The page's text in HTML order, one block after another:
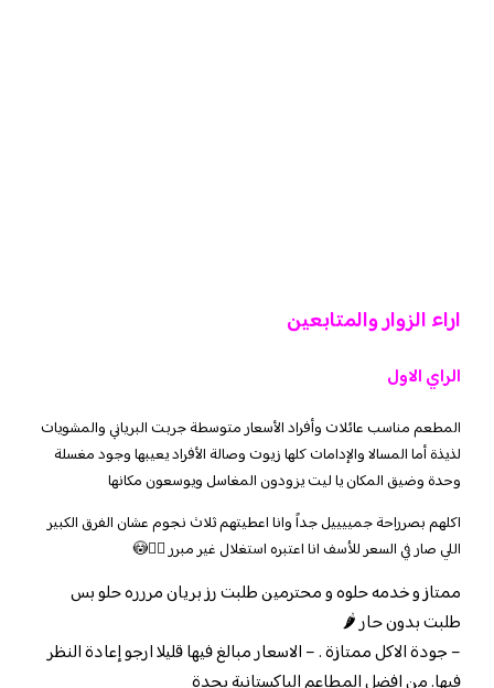
اراء الزوار والمتابعين
الراي الاول
المطعم مناسب عائلات وأفراد الأسعار متوسطة جربت البرياني والمشويات
لذيذة أما المسالا والإدامات كلها زيوت وصالة الأفراد يعيبها وجود مغسلة
وحدة وضيق المكان يا ليت يزودون المغاسل ويوسعون مكانها
اكلهم بصرراحة جمييييل جداً وانا اعطيتهم ثلاث نجوم عشان الفرق الكبير
اللي صار في السعر للأسف انا اعتبره استغلال غير مبرر 🤷‍♂️😳
ممتاز و خدمه حلوه و محترمين طلبت رز بريان مررره حلو بس
طلبت بدون حار 🌶
– جودة الاكل ممتازة . – الاسعار مبالغ فيها قليلا ارجو إعادة النظر